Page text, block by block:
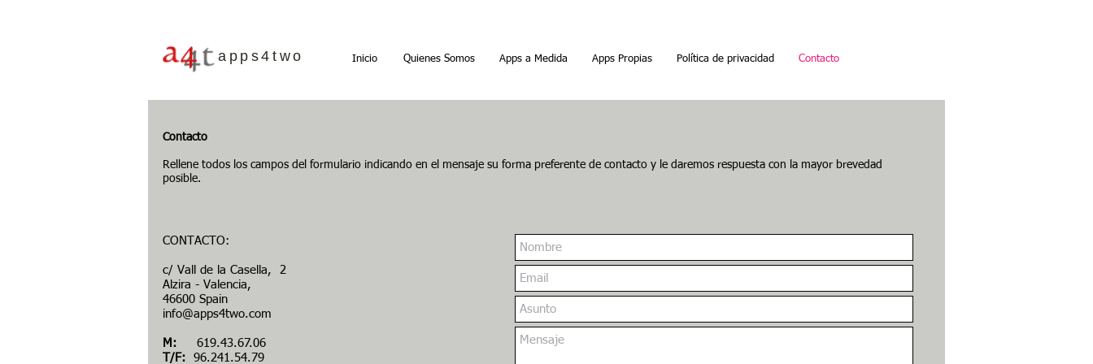
CONTACTO:
c/ Vall de la Casella, 2
Alzira - Valencia,
46600 Spain
info@apps4two.com
M: 619.43.67.06
T/F: 96.241.54.79
Contacto
Rellene todos los campos del formulario indicando en el mensaje su forma preferente de contacto y le daremos respuesta con la mayor brevedad
posible.
Inicio Quienes Somos Apps a Medida Apps Propias Política de privacidad Contacto
apps4two